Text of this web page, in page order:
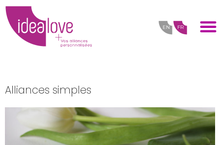
FR
EN
Alliances simples